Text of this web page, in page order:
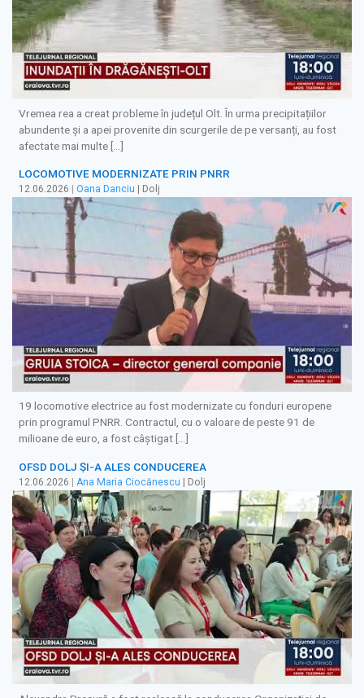
Vremea rea a creat probleme în județul Olt. În urma precipitațiilor
abundente și a apei provenite din scurgerile de pe versanți, au fost
afectate mai multe […]
LOCOMOTIVE MODERNIZATE PRIN PNRR
12.06.2026 Oana Danciu | Dolj
19 locomotive electrice au fost modernizate cu fonduri europene
prin programul PNRR. Contractul, cu o valoare de peste 91 de
milioane de euro, a fost câştigat […]
OFSD DOLJ ȘI-A ALES CONDUCEREA
12.06.2026 | Ana Maria Ciocănescu | Dolj